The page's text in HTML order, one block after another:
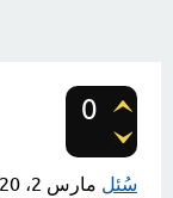
0
سُئل مارس 2، 2020